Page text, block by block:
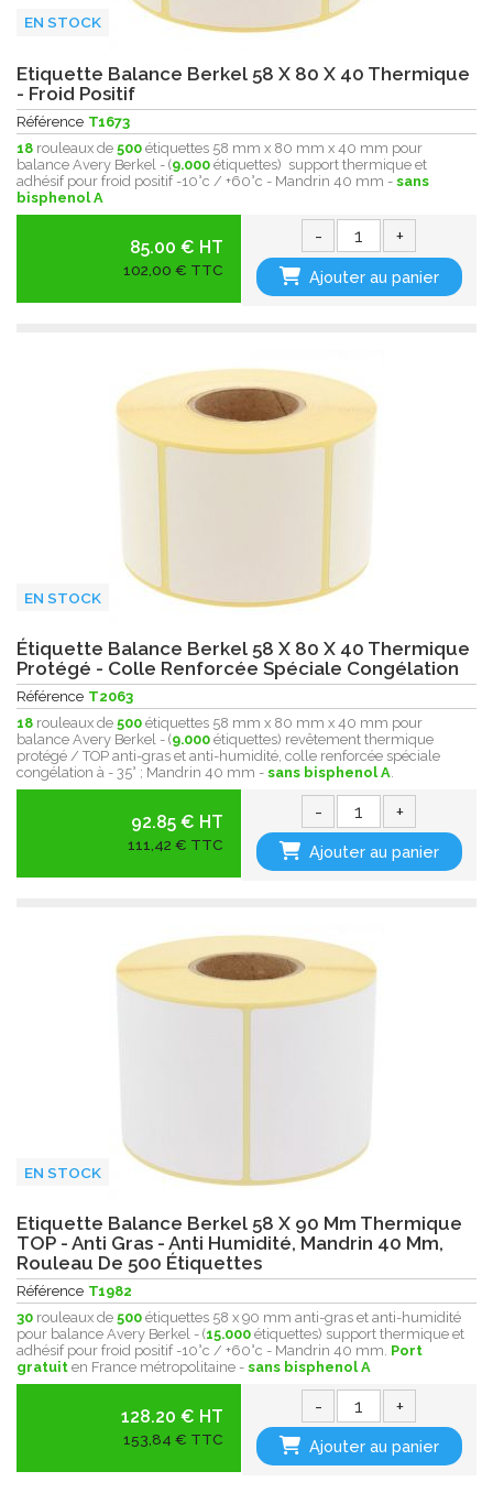
EN STOCK
Etiquette Balance Berkel 58 X 80 X 40 Thermique
- Froid Positif
Référence T1673
18 rouleaux de 500 étiquettes 58 mm x 80 mm x 40 mm pour
balance Avery Berkel - (9.000 étiquettes) support thermique et
adhésif pour froid positif -10°c / +60°c - Mandrin 40 mm - sans
bisphenol A
85.00 € HT
102,00 € TTC
- +
Ajouter au panier
EN STOCK
Étiquette Balance Berkel 58 X 80 X 40 Thermique
Protégé - Colle Renforcée Spéciale Congélation
Référence T2063
18 rouleaux de 500 étiquettes 58 mm x 80 mm x 40 mm pour
balance Avery Berkel - (9.000 étiquettes) revêtement thermique
protégé / TOP anti-gras et anti-humidité, colle renforcée spéciale
congélation à - 35° ; Mandrin 40 mm - sans bisphenol A
92.85 € HT
111,42 € TTC
- +
Ajouter au panier
EN STOCK
Etiquette Balance Berkel 58 X 90 Mm Thermique
TOP - Anti Gras - Anti Humidité, Mandrin 40 Mm,
Rouleau De 500 Étiquettes
Référence T1982
30 rouleaux de 500 étiquettes 58 x 90 mm anti-gras et anti-humidité
pour balance Avery Berkel - (15.000 étiquettes) support thermique et
adhésif pour froid positif -10°c / +60°c - Mandrin 40 mm. Port
gratuit en France métropolitaine - sans bisphenol A
128.20 € HT
153,84 € TTC
- +
Ajouter au panier